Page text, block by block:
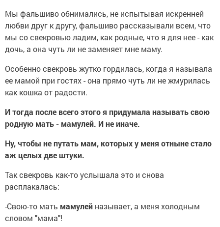
Мы фальшиво обнимались, не испытывая искренней
любви друг к другу, фальшиво рассказывали всем, что
мы со свекровью ладим, как родные, что я для нее - как
дочь, а она чуть ли не заменяет мне маму.
Особенно свекровь жутко гордилась, когда я называла
ее мамой при гостях - она прямо чуть ли не жмурилась
как кошка от радости.
И тогда после всего этого я придумала называть свою
родную мать - мамулей. И не иначе.
Ну, чтобы не путать мам, которых у меня отныне стало
аж целых две штуки.
Так свекровь как-то услышала это и снова
расплакалась:
-Свою-то мать мамулей называет, а меня холодным
словом "мама"!